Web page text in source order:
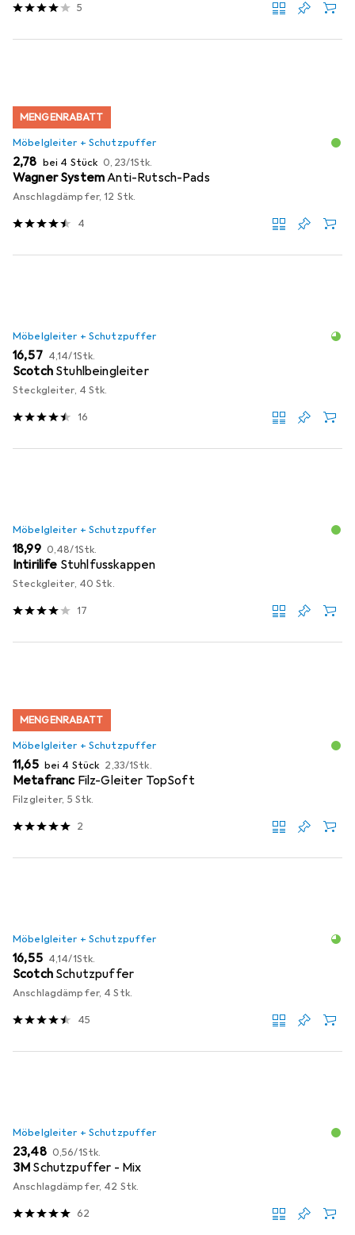
5
MENGENRABATT
Möbelgleiter + Schutzpuffer
EUR
2,78 bei 4 Stück EUR
0,23/1Stk.
Wagner SystemAnti-Rutsch-Pads
Anschlagdämpfer, 12 Stk.
4
Möbelgleiter + Schutzpuffer
EUR
16,57 EUR
4,14/1Stk.
Scotch Stuhlbeingleiter
Steckgleiter, 4 Stk.
16
Möbelgleiter + Schutzpuffer
EUR
18,99 EUR
0,48/1Stk.
Intirilife Stuhlfusskappen
Steckgleiter, 40 Stk.
17
MENGENRABATT
Möbelgleiter + Schutzpuffer
EUR
11,65 bei 4 Stück EUR
2,33/1Stk.
Metafranc Filz-Gleiter TopSoft
Filzgleiter, 5 Stk.
2
Möbelgleiter + Schutzpuffer
EUR
16,55 EUR
4,14/1Stk.
Scotch Schutzpuffer
Anschlagdämpfer, 4 Stk.
45
Möbelgleiter + Schutzpuffer
EUR
23,48 EUR
0,56/1Stk.
3M Schutzpuffer - Mix
Anschlagdämpfer, 42 Stk.
62